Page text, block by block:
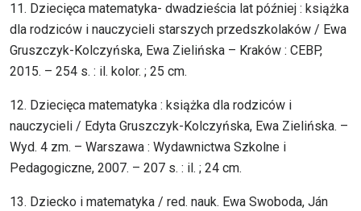
11. Dziecięca matematyka- dwadzieścia lat później : książka
dla rodziców i nauczycieli starszych przedszkolaków / Ewa
Gruszczyk-Kolczyńska, Ewa Zielińska – Kraków : CEBP,
2015. – 254 s. : il. kolor. ; 25 cm.
12. Dziecięca matematyka : książka dla rodziców i
nauczycieli / Edyta Gruszczyk-Kolczyńska, Ewa Zielińska. –
Wyd. 4 zm. – Warszawa : Wydawnictwa Szkolne i
Pedagogiczne, 2007. – 207 s. : il. ; 24 cm.
13. Dziecko i matematyka / red. nauk. Ewa Swoboda, Ján